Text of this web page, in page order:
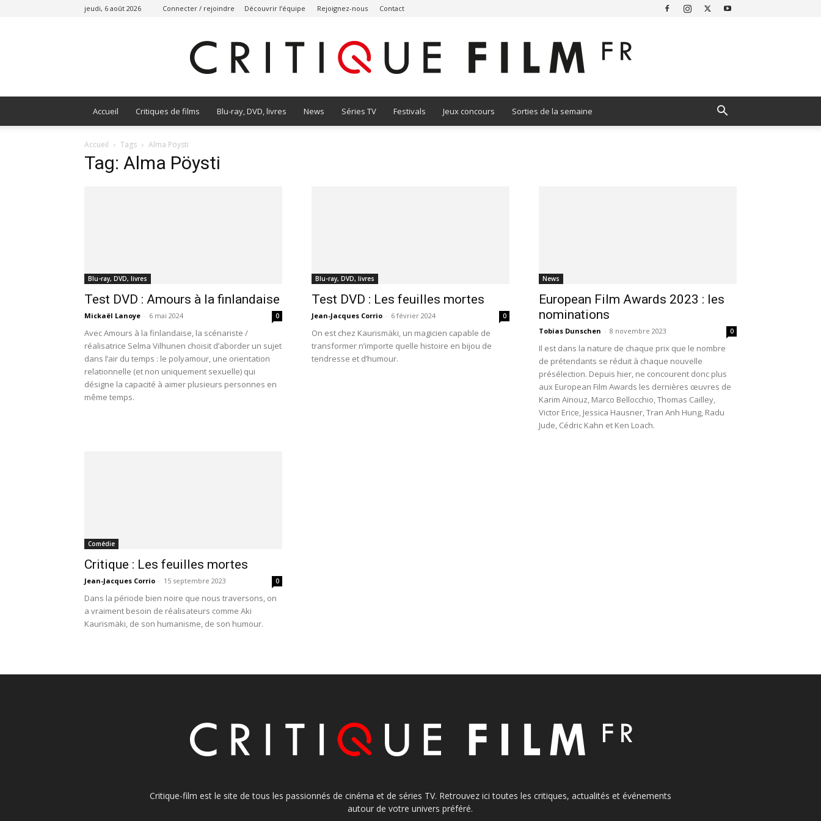
jeudi, 6 août 2026 Connecter / rejoindre Découvrir l’équipe Rejoignez-nous Contact
Accueil Critiques de films Blu-ray, DVD, livres News Séries TV Festivals Jeux concours Sorties de la semaine
Accueil Tags Alma Pöysti
Tag: Alma Pöysti
Blu-ray, DVD, livres
Test DVD : Amours à la finlandaise
Mickaël Lanoye - 6 mai 2024 0
Avec Amours à la finlandaise, la scénariste /
réalisatrice Selma Vilhunen choisit d’aborder un sujet
dans l’air du temps : le polyamour, une orientation
relationnelle (et non uniquement sexuelle) qui
désigne la capacité à aimer plusieurs personnes en
même temps.
Blu-ray, DVD, livres
Test DVD : Les feuilles mortes
Jean-Jacques Corrio - 6 février 2024 0
On est chez Kaurismäki, un magicien capable de
transformer n’importe quelle histoire en bijou de
tendresse et d’humour.
News
European Film Awards 2023 : les
nominations
Tobias Dunschen - 8 novembre 2023 0
Il est dans la nature de chaque prix que le nombre
de prétendants se réduit à chaque nouvelle
présélection. Depuis hier, ne concourent donc plus
aux European Film Awards les dernières œuvres de
Karim Aïnouz, Marco Bellocchio, Thomas Cailley,
Victor Erice, Jessica Hausner, Tran Anh Hung, Radu
Jude, Cédric Kahn et Ken Loach.
Comédie
Critique : Les feuilles mortes
Jean-Jacques Corrio - 15 septembre 2023 0
Dans la période bien noire que nous traversons, on
a vraiment besoin de réalisateurs comme Aki
Kaurismäki, de son humanisme, de son humour.
Critique-film est le site de tous les passionnés de cinéma et de séries TV. Retrouvez ici toutes les critiques, actualités et événements
autour de votre univers préféré.